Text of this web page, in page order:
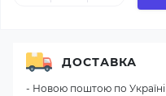
ДОСТАВКА
- Новою поштою по Україні